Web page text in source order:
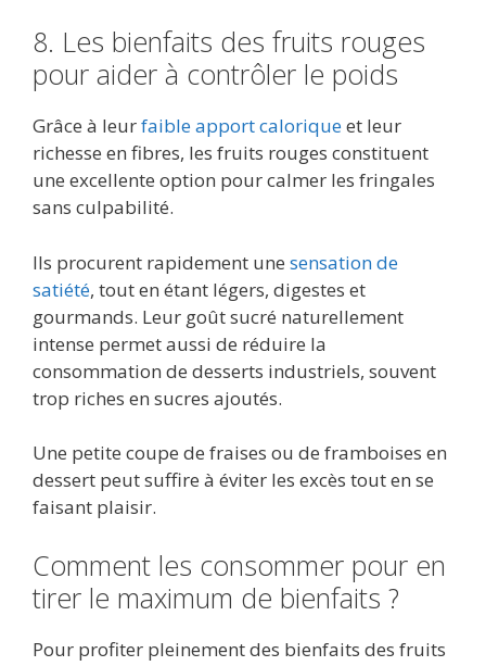
8. Les bienfaits des fruits rouges
pour aider à contrôler le poids
Grâce à leurfaible apport caloriqueet leur
richesse en fibres, les fruits rouges constituent
une excellente option pour calmer les fringales
sans culpabilité.
Ils procurent rapidement une sensation de
satiété, tout en étant légers, digestes et
gourmands. Leur goût sucré naturellement
intense permet aussi de réduire la
consommation de desserts industriels, souvent
trop riches en sucres ajoutés.
Une petite coupe de fraises ou de framboises en
dessert peut suffire à éviter les excès tout en se
faisant plaisir.
Comment les consommer pour en
tirer le maximum de bienfaits ?
Pour profiter pleinement des bienfaits des fruits